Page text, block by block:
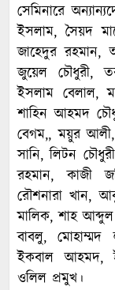
সেমিনারে
ইসলাম, সৈয়দ
জাহেদুর রহমান,
জুয়েল চৌধুরী,
ইসলাম বেলাল,
শাহিন আহমদ
বেগম,, ময়ুর
সানি, লিটন
রহমান, কাজী
রৌশনারা খান,
মালিক, শাহ
বাবলু,
ইকবাল আহমদ,
ওলিল প্রমুখ।